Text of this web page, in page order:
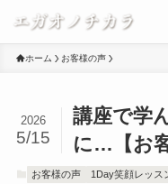
ホーム お客様の声
講座で学
に…【お
2026
5/15
お客様の声 1Day笑顔レッス